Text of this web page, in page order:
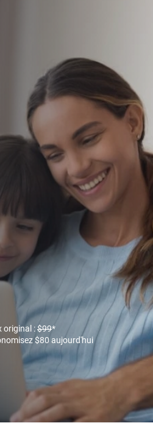
original :$99*
$80 aujourd'hui